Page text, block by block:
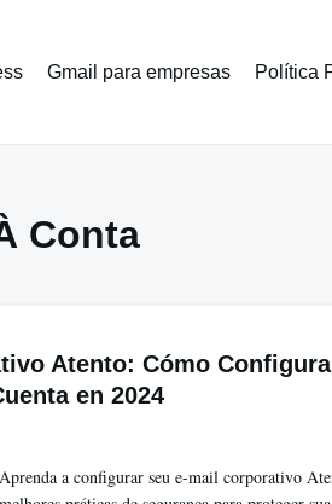
Gmail para empresas Política
Conta
Atento: Cómo
en 2024
a configurar seu e-mail corporativo